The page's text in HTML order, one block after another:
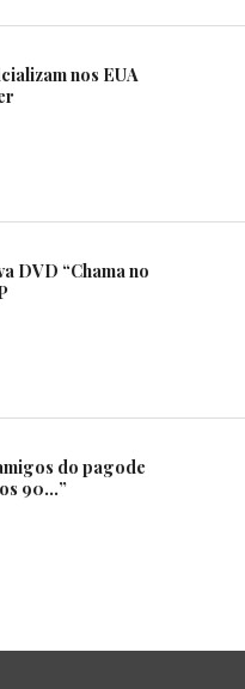
nos EUA
DVD “Chama no
do pagode
90…”